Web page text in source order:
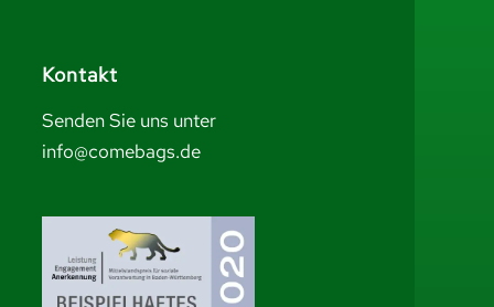
Kontakt
Senden Sie uns unter
info@comebags.de